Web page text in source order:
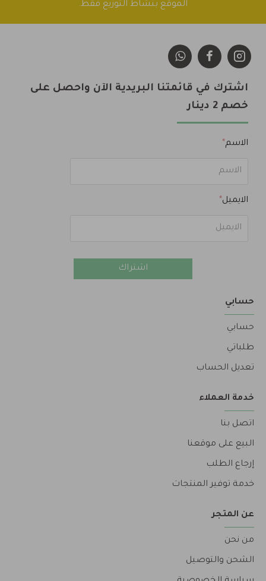
الموقع بنشاط التوزيع فقط.
اشترك في قائمتنا البريدية الآن واحصل على
خصم 2 دينار
الاسم
الايميل
اشتراك
حسابي
حسابي
طلباتي
تعديل الحساب
خدمة العملاء
اتصل بنا
البيع على موقعنا
إرجاع الطلب
خدمة توفير المنتجات
عن المتجر
من نحن
الشحن والتوصيل